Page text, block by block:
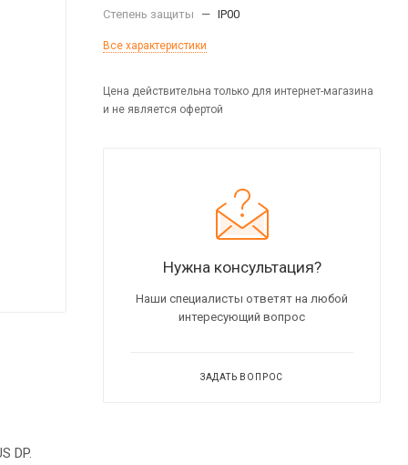
DP.
Степень защиты
— IP00
Все характеристики
Цена действительна только для интернет-магазина
и не является офертой
Нужна консультация?
Наши специалисты ответят на любой
интересующий вопрос
ЗАДАТЬ ВОПРОС